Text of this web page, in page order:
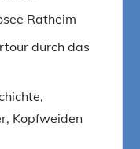
Ratheim
durch das
Kopfweiden